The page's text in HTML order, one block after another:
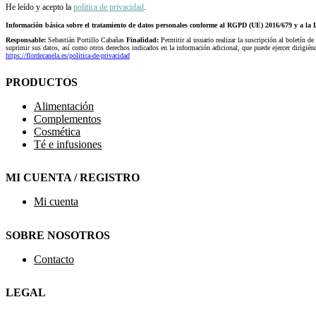
He leído y acepto la política de privacidad
Información básica sobre el tratamiento de datos personales conforme al RGPD (UE) 2016/679 y a la
Responsable: Sebastián Portillo Cabañas Finalidad: Permitir al usuario realizar la suscripción al boletín
suprimir sus datos, así como otros derechos indicados en la información adicional, que puede ejercer
https://flordecanela.es/politica-de-privacidad
PRODUCTOS
Alimentación
Complementos
Cosmética
Té e infusiones
MI CUENTA / REGISTRO
Mi cuenta
SOBRE NOSOTROS
Contacto
LEGAL